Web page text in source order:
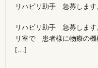
リハビリ助手 急募します
リハビリ助手 急募します
リ室で 患者様に物療の機
[…]